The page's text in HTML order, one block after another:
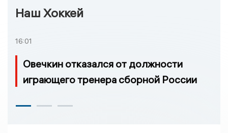
Наш Хоккей
16:01
Овечкин отказался от должности
играющего тренера сборной России